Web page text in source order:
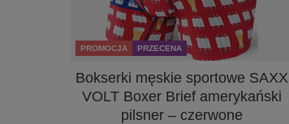
PROMOCJA PRZECENA
Bokserki męskie sportowe SAXX
VOLT Boxer Brief amerykański
pilsner – czerwone